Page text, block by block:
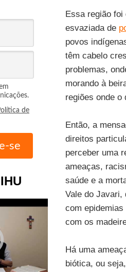
de
Essa região foi
esvaziada de
povos
têm cabelo
problemas,
morando à
regiões onde o
Então, a
direitos
perceber uma
ameaças,
saúde e a
Vale do Javari,
com
com os
Há uma
biótica, ou